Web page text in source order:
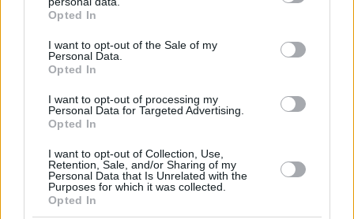
grant or deny consent to Google and its third-party tags to
use your data for below specified purposes in below Google
consent section.
Opted In
I want to opt-out of the Sale of my
Personal Data.
Opted In
I want to opt-out of processing my
Personal Data for Targeted Advertising.
Opted In
I want to opt-out of Collection, Use,
Retention, Sale, and/or Sharing of my
Personal Data that Is Unrelated with the
Purposes for which it was collected.
Opted In
Ειδήσεις
Ποια είναι η ασθένεια που προσβάλλει μέχρι και το 90%
των γατών άνω των 12 ετών
πριν 2 λεπτά
Ντοματένιες μακαρονάδες: 13 συνταγές για ζυμαρικά
με κόκκινη σάλτσα
πριν 2 λεπτά
Η Ουκρανία επιτίθεται βαθιά μέσα στη Ρωσία, η Μόσχα
απαντά με καταιγισμό πυραύλων
πριν 14 λεπτά